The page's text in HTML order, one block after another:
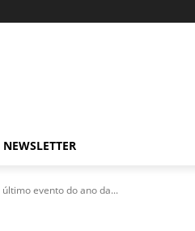
NEWSLETTER
evento do ano da...